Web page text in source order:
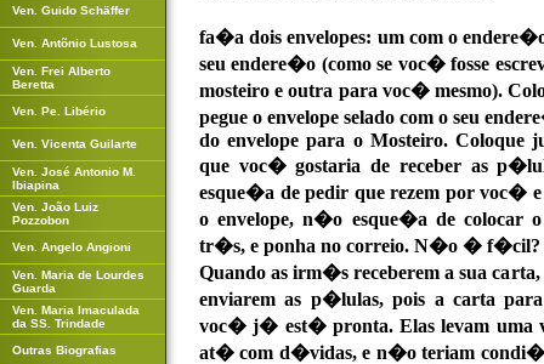
Ven. Guido Schäffer
Ven. Antõnio Lustosa
Ven. Frei Alberto
Beretta
Ven. Pe. Libério
Ven. Vicenta Guilarte
Ven. José Antonio M.
Ibiapina
Ven. João Luiz
Pozzobon
Ven. Angelo Angioni
Ven. Maria de Lourdes
Guarda
Ven. Maria Imaculada
da SS. Trindade
Outras Biografias
fa�a dois envelopes: um com o
seu endere�o (como se voc� fosse
mosteiro e outra para voc� mesmo).
pegue o envelope selado com o seu
do envelope para o Mosteiro. Coloque
que voc� gostaria de receber as
esque�a de pedir que rezem por voc�
o envelope, n�o esque�a de colocar
tr�s, e ponha no correio. N�o � f�cil?
Quando as irm�s receberem a sua
enviarem as p�lulas, pois a carta
voc� j� est� pronta. Elas levam uma
at� com d�vidas, e n�o teriam